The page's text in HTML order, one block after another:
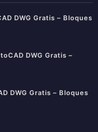
DWG Gratis – Bloques
DWG Gratis –
DWG Gratis – Bloques